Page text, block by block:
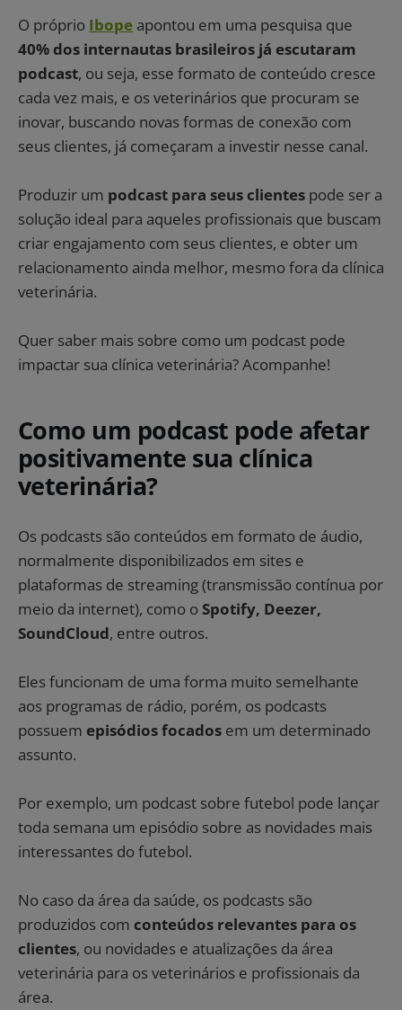
O próprio Ibope apontou em uma pesquisa que
40% dos internautas brasileiros já escutaram
podcast, ou seja, esse formato de conteúdo cresce
cada vez mais, e os veterinários que procuram se
inovar, buscando novas formas de conexão com
seus clientes, já começaram a investir nesse canal.
Produzir um podcast para seus clientes pode ser a
solução ideal para aqueles profissionais que buscam
criar engajamento com seus clientes, e obter um
relacionamento ainda melhor, mesmo fora da clínica
veterinária.
Quer saber mais sobre como um podcast pode
impactar sua clínica veterinária? Acompanhe!
Como um podcast pode afetar
positivamente sua clínica
veterinária?
Os podcasts são conteúdos em formato de áudio,
normalmente disponibilizados em sites e
plataformas de streaming (transmissão contínua por
meio da internet), como o Spotify, Deezer,
SoundCloud, entre outros.
Eles funcionam de uma forma muito semelhante
aos programas de rádio, porém, os podcasts
possuem episódios focados em um determinado
assunto.
Por exemplo, um podcast sobre futebol pode lançar
toda semana um episódio sobre as novidades mais
interessantes do futebol.
No caso da área da saúde, os podcasts são
produzidos com conteúdos relevantes para os
clientes, ou novidades e atualizações da área
veterinária para os veterinários e profissionais da
área.